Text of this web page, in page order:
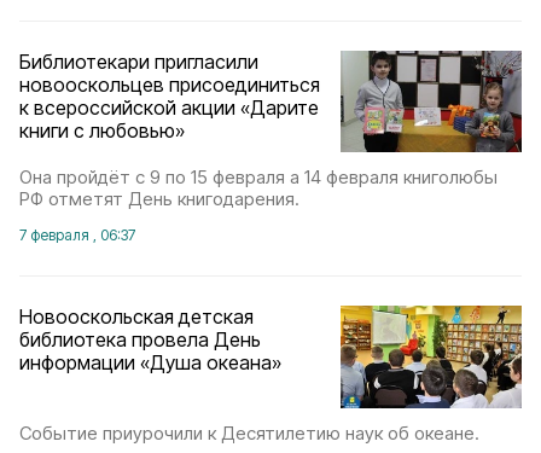
Библиотекари пригласили
новооскольцев присоединиться
к всероссийской акции «Дарите
книги с любовью»
Она пройдёт с 9 по 15 февраля а 14 февраля книголюбы
РФ отметят День книгодарения.
7 февраля , 06:37
Новооскольская детская
библиотека провела День
информации «Душа океана»
Событие приурочили к Десятилетию наук об океане.